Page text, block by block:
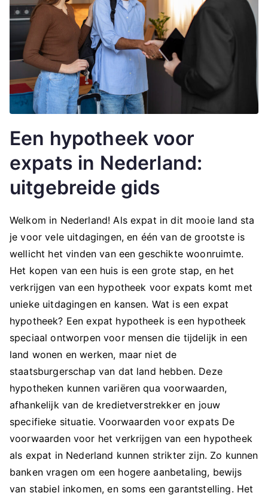
Een hypotheek voor
expats in Nederland:
uitgebreide gids
Welkom in Nederland! Als expat in dit mooie land sta
je voor vele uitdagingen, en één van de grootste is
wellicht het vinden van een geschikte woonruimte.
Het kopen van een huis is een grote stap, en het
verkrijgen van een hypotheek voor expats komt met
unieke uitdagingen en kansen. Wat is een expat
hypotheek? Een expat hypotheek is een hypotheek
speciaal ontworpen voor mensen die tijdelijk in een
land wonen en werken, maar niet de
staatsburgerschap van dat land hebben. Deze
hypotheken kunnen variëren qua voorwaarden,
afhankelijk van de kredietverstrekker en jouw
specifieke situatie. Voorwaarden voor expats De
voorwaarden voor het verkrijgen van een hypotheek
als expat in Nederland kunnen strikter zijn. Zo kunnen
banken vragen om een hogere aanbetaling, bewijs
van stabiel inkomen, en soms een garantstelling. Het